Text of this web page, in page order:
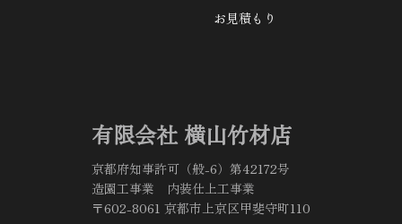
有限会社 横山竹材店
京都府知事許可（般-6）第42172号
造園工事業 内装仕上工事業
〒602-8061 京都市上京区甲斐守町110
お見積もり